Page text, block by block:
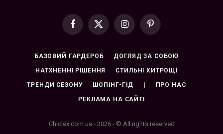
Facebook
X
InstagramPinterest
БАЗОВИЙ ГАРДЕРОБ ДОГЛЯД ЗА СОБОЮ
НАТХНЕННІ РІШЕННЯ СТИЛЬНІ ХИТРОЩІ
ТРЕНДИ СЕЗОНУ ШОПІНГ-ГІД | ПРО НАС
РЕКЛАМА НА САЙТІ
Chiclex.com.ua - 2026 - © All rights reserved